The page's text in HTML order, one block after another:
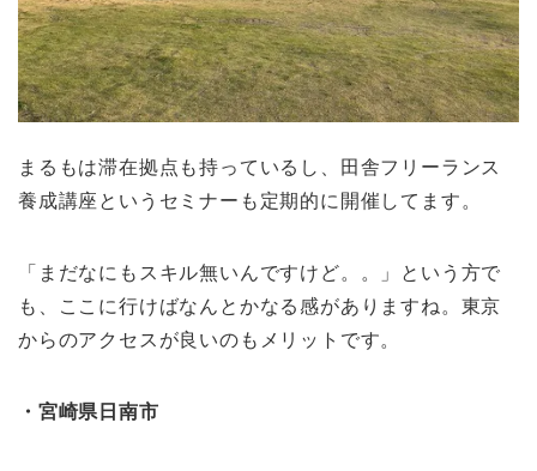
まるもは滞在拠点も持っているし、田舎フリーランス
養成講座というセミナーも定期的に開催してます。
「まだなにもスキル無いんですけど。。」という方で
も、ここに行けばなんとかなる感がありますね。東京
からのアクセスが良いのもメリットです。
・宮崎県日南市